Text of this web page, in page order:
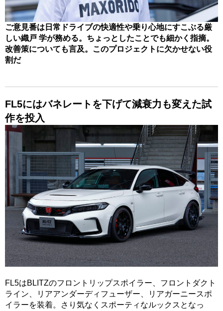
ご意見番は日常ドライブの快適性や乗り心地にすこぶる厳
しい織戸 学が務める。ちょっとしたことでも細かく指摘。
改善策についても言及。このプロジェクトに欠かせない役
割だ
FL5にはバネレートを下げて減衰力も変えた試
作を投入
FL5はBLITZのフロントリップスポイラー、フロントダクト
ライン、リアアンダーディフューザー、リアガーニースポ
イラーを装着。さり気なくスポーティなルックスとなっ